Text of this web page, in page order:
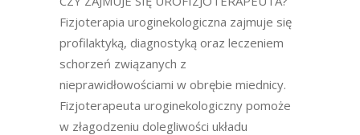
Fizjoterapia uroginekologiczna zajmuje się
profilaktyką, diagnostyką oraz leczeniem
schorzeń związanych z
nieprawidłowościami w obrębie miednicy.
Fizjoterapeuta uroginekologiczny pomoże
w złagodzeniu dolegliwości układu